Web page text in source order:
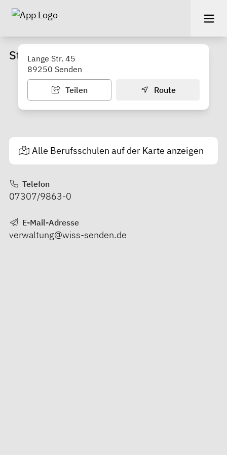
Städt. Wirtschaftsschule Senden
Lange Str. 45
89250 Senden
Teilen Route
Alle Berufsschulen auf der Karte anzeigen
Telefon
07307/9863-0
E-Mail-Adresse
verwaltung@wiss-senden.de